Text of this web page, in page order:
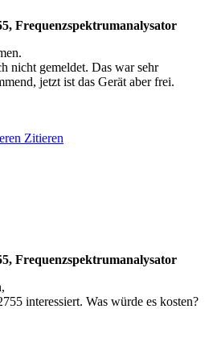
Frequenzspektrumanalysator
nicht gemeldet. Das war sehr
jetzt ist das Gerät aber frei.
Zitieren
Frequenzspektrumanalysator
interessiert. Was würde es kosten?